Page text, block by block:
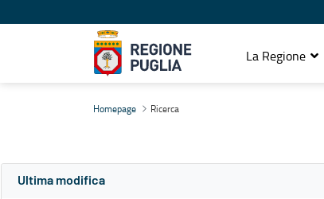
La Regione
Homepage Ricerca
Ultima modifica